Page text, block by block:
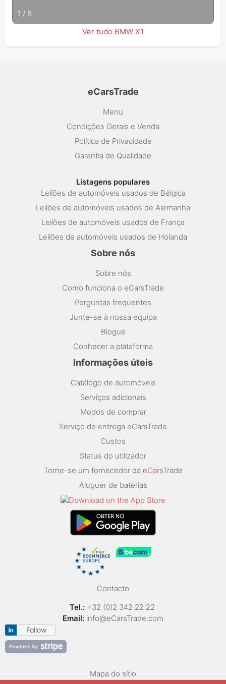
1 / 8
Ver tudo BMW X1
eCarsTrade
Menu
Condições Gerais e Venda
Política de Privacidade
Garantia de Qualidade
Listagens populares
Leilões de automóveis usados de Bélgica
Leilões de automóveis usados de Alemanha
Leilões de automóveis usados de França
Leilões de automóveis usados de Holanda
Sobre nós
Sobre nós
Como funciona o eCarsTrade
Perguntas frequentes
Junte-se à nossa equipa
Blogue
Conhecer a plataforma
Informações úteis
Catálogo de automóveis
Serviços adicionais
Modos de comprar
Serviço de entrega eCarsTrade
Custos
Status do utilizador
Torne-se um fornecedor da eCarsTrade
Aluguer de baterias
Contacto
Tel.: +32 (0)2 342 22 22
Email: info@eCarsTrade.com
Follow
Mapa do sítio